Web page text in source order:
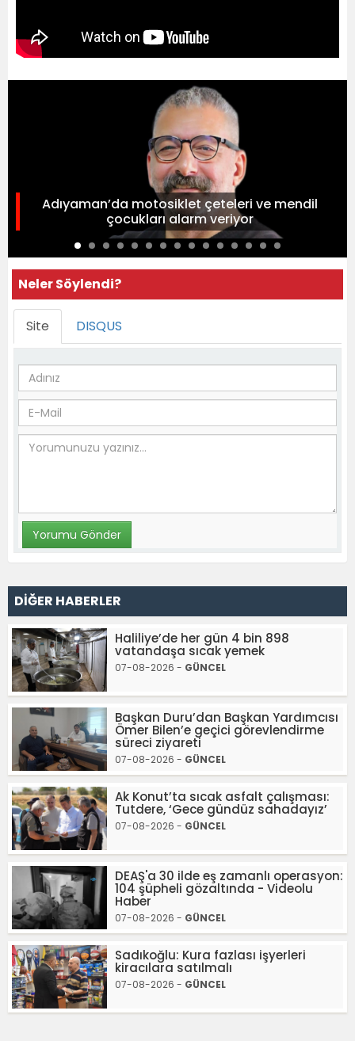
Adıyaman’da motosiklet çeteleri ve mendil
çocukları alarm veriyor
Neler Söylendi?
Site DISQUS
DİĞER HABERLER
Haliliye’de her gün 4 bin 898
vatandaşa sıcak yemek
07-08-2026 - GÜNCEL
Başkan Duru’dan Başkan Yardımcısı
Ömer Bilen’e geçici görevlendirme
süreci ziyareti
07-08-2026 - GÜNCEL
Ak Konut’ta sıcak asfalt çalışması:
Tutdere, ‘Gece gündüz sahadayız’
07-08-2026 - GÜNCEL
DEAŞ'a 30 ilde eş zamanlı operasyon:
104 şüpheli gözaltında - Videolu
Haber
07-08-2026 - GÜNCEL
Sadıkoğlu: Kura fazlası işyerleri
kiracılara satılmalı
07-08-2026 - GÜNCEL